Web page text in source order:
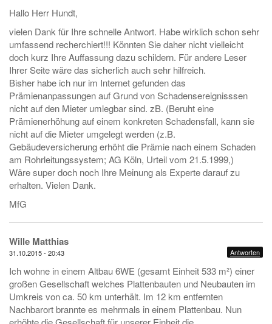
Hallo Herr Hundt,
vielen Dank für Ihre schnelle Antwort. Habe wirklich schon sehr
umfassend recherchiert!!! Könnten Sie daher nicht vielleicht
doch kurz Ihre Auffassung dazu schildern. Für andere Leser
Ihrer Seite wäre das sicherlich auch sehr hilfreich.
Bisher habe ich nur im Internet gefunden das
Prämienanpassungen auf Grund von Schadensereignisssen
nicht auf den Mieter umlegbar sind. zB. (Beruht eine
Prämienerhöhung auf einem konkreten Schadensfall, kann sie
nicht auf die Mieter umgelegt werden (z.B.
Gebäudeversicherung erhöht die Prämie nach einem Schaden
am Rohrleitungssystem; AG Köln, Urteil vom 21.5.1999,)
Wäre super doch noch Ihre Meinung als Experte darauf zu
erhalten. Vielen Dank.
MfG
Wille Matthias
31.10.2015 - 20:43 Antworten
Ich wohne in einem Altbau 6WE (gesamt Einheit 533 m²) einer
großen Gesellschaft welches Plattenbauten und Neubauten im
Umkreis von ca. 50 km unterhält. Im 12 km entfernten
Nachbarort brannte es mehrmals in einem Plattenbau. Nun